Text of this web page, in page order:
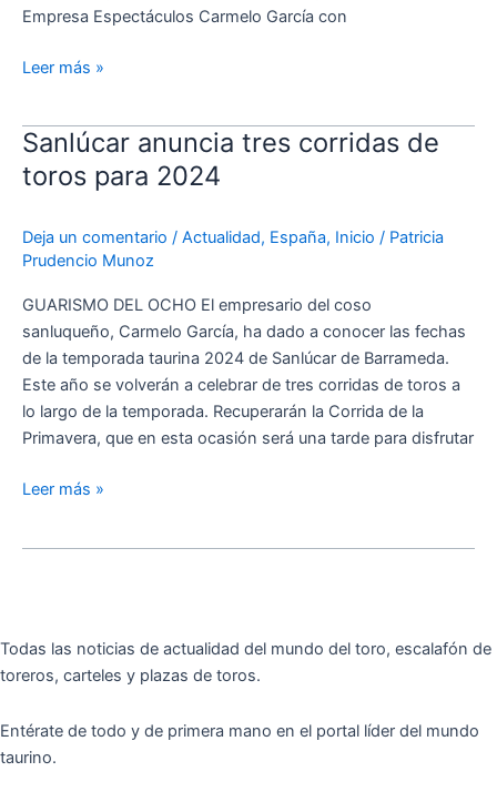
Empresa Espectáculos Carmelo García con
para
‘Corrida
la
Primavera’
Leer más »
Sanlúcar anuncia tres corridas de
toros para 2024
Deja un comentario / Actualidad, España, Inicio / Patricia
Prudencio Munoz
GUARISMO DEL OCHO El empresario del coso
sanluqueño, Carmelo García, ha dado a conocer las fechas
de la temporada taurina 2024 de Sanlúcar de Barrameda.
Este año se volverán a celebrar de tres corridas de toros a
lo largo de la temporada. Recuperarán la Corrida de la
Primavera, que en esta ocasión será una tarde para disfrutar
Sanlúcar
anuncia
tres
de
toros
para
2024
Leer más »
Todas las noticias de actualidad del mundo del toro, escalafón de
toreros, carteles y plazas de toros.
Entérate de todo y de primera mano en el portal líder del mundo
taurino.